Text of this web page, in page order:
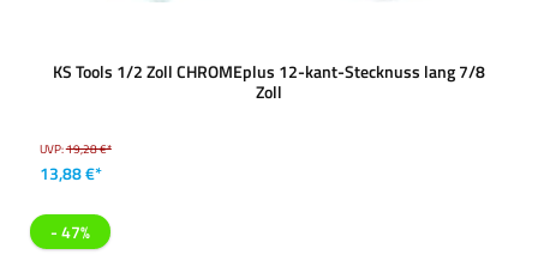
KS Tools 1/2 Zoll CHROMEplus 12-kant-Stecknuss lang 7/8
Zoll
UVP:19,28 €*
13,88 €*
- 47%